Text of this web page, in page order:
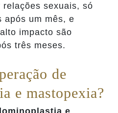
sexuais, só
após um mês, e
impacto são
três meses.
de
e mastopexia?
e